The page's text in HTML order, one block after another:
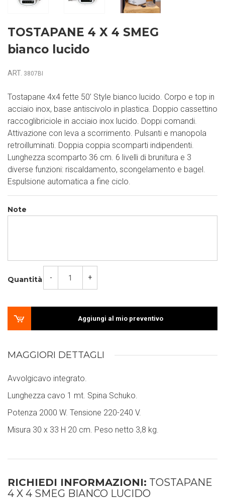
TOSTAPANE 4 X 4 SMEG
bianco lucido
ART. 3807BI
Tostapane 4x4 fette 50’ Style bianco lucido. Corpo e top in
acciaio inox, base antiscivolo in plastica. Doppio cassettino
raccoglibriciole in acciaio inox lucido. Doppi comandi.
Attivazione con leva a scorrimento. Pulsanti e manopola
retroilluminati. Doppia coppia scomparti indipendenti.
Lunghezza scomparto 36 cm. 6 livelli di brunitura e 3
diverse funzioni: riscaldamento, scongelamento e bagel.
Espulsione automatica a fine ciclo.
Note
Quantità - +
Aggiungi al mio preventivo
MAGGIORI DETTAGLI
Avvolgicavo integrato.
Lunghezza cavo 1 mt. Spina Schuko.
Potenza 2000 W. Tensione 220-240 V.
Misura 30 x 33 H 20 cm. Peso netto 3,8 kg.
RICHIEDI INFORMAZIONI: TOSTAPANE
4 X 4 SMEG BIANCO LUCIDO